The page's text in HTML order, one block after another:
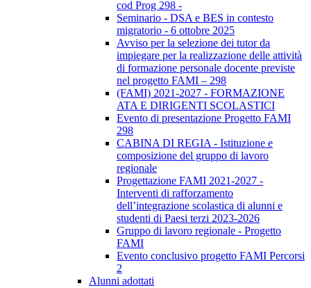
cod Prog 298 -
Seminario - DSA e BES in contesto
migratorio - 6 ottobre 2025
Avviso per la selezione dei tutor da
impiegare per la realizzazione delle attività
di formazione personale docente previste
nel progetto FAMI – 298
(FAMI) 2021-2027 - FORMAZIONE
ATA E DIRIGENTI SCOLASTICI
Evento di presentazione Progetto FAMI
298
CABINA DI REGIA - Istituzione e
composizione del gruppo di lavoro
regionale
Progettazione FAMI 2021-2027 -
Interventi di rafforzamento
dell’integrazione scolastica di alunni e
studenti di Paesi terzi 2023-2026
Gruppo di lavoro regionale - Progetto
FAMI
Evento conclusivo progetto FAMI Percorsi
2
Alunni adottati